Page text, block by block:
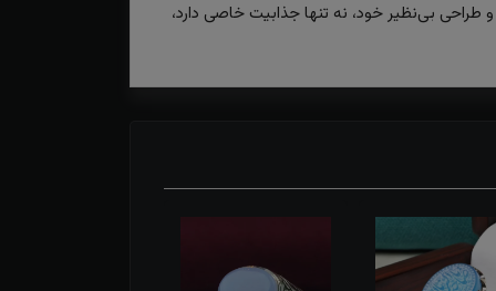
طراحی بی‌نظیر خود، نه تنها جذابیت خاصی دارد،